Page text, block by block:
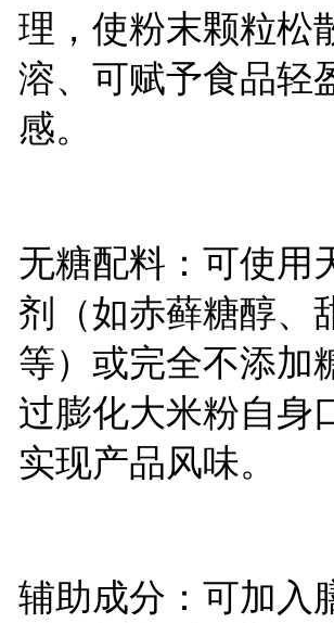
理，使粉末颗粒松
溶、可赋予食品轻
感。
无糖配料：可使用
剂（如赤藓糖醇、
等）或完全不添加
过膨化大米粉自身
实现产品风味。
辅助成分：可加入